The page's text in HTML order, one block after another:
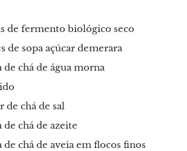
de fermento biológico seco
de sopa açúcar demerara
de chá de água morna
de chá de sal
de chá de azeite
de chá de aveia em flocos finos